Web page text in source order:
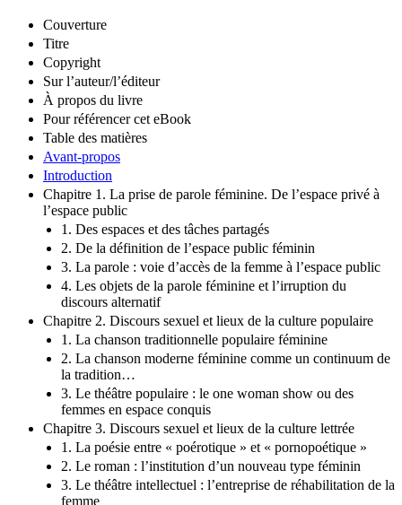
Couverture
Titre
Copyright
Sur l’auteur/l’éditeur
À propos du livre
Pour référencer cet eBook
Table des matières
Avant-propos
Introduction
Chapitre 1. La prise de parole féminine. De l’espace privé à
l’espace public
1. Des espaces et des tâches partagés
2. De la définition de l’espace public féminin
3. La parole : voie d’accès de la femme à l’espace public
4. Les objets de la parole féminine et l’irruption du
discours alternatif
Chapitre 2. Discours sexuel et lieux de la culture populaire
1. La chanson traditionnelle populaire féminine
2. La chanson moderne féminine comme un continuum de
la tradition…
3. Le théâtre populaire : le one woman show ou des
femmes en espace conquis
Chapitre 3. Discours sexuel et lieux de la culture lettrée
1. La poésie entre « poérotique » et « pornopoétique »
2. Le roman : l’institution d’un nouveau type féminin
3. Le théâtre intellectuel : l’entreprise de réhabilitation de la
femme